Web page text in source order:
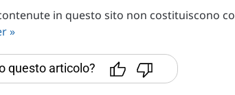
in questo sito non costituiscono
»
questo articolo?